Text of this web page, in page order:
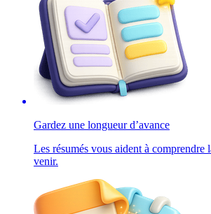
Gardez une longueur d’avance
Les résumés vous aident à comprendre
venir.